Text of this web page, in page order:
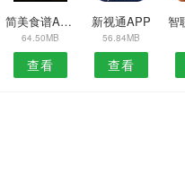
简美食谱APP
64.50MB
查看
新视通APP
56.84MB
查看